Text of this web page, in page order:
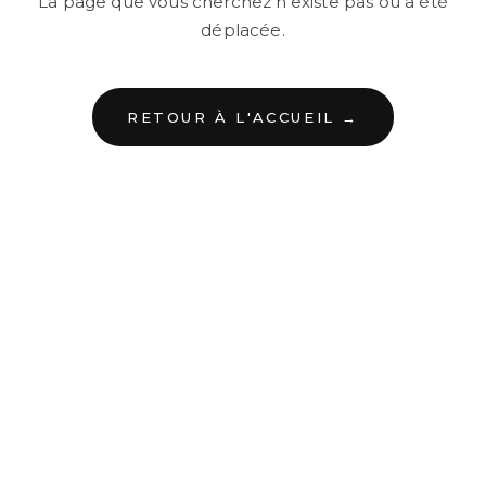
déplacée.
RETOUR À L'ACCUEIL →